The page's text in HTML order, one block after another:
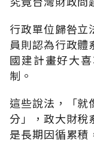
行政單位歸咎立
員則認為行政體
國建計畫好大
制。
這些說法，「就
分」，政大財稅
是長期因循累積